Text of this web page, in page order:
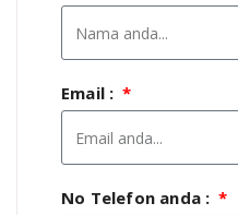
Email :
No Telefon anda :